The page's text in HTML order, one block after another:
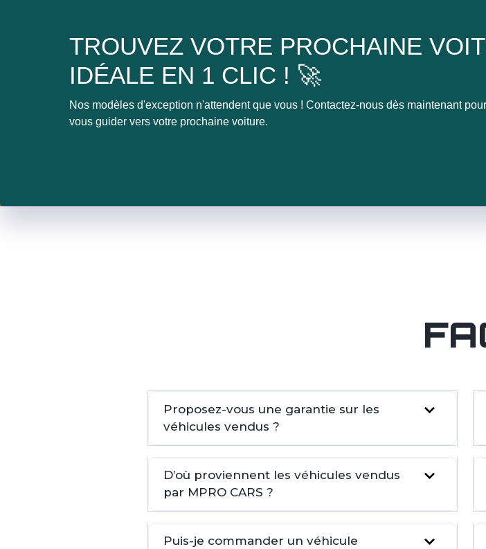
TROUVEZ VOTRE PROCHAINE
IDÉALE EN 1 CLIC ! 🚀
Nos modèles d'exception n'attendent que vous ! Contactez-nous dès maintenant
vous guider vers votre prochaine voiture.
Proposez-vous une garantie sur les
véhicules vendus ?
D’où proviennent les véhicules vendus
par MPRO CARS ?
Puis-je commander un véhicule